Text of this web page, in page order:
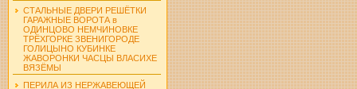
СТАЛЬНЫЕ ДВЕРИ РЕШЁТКИ
ГАРАЖНЫЕ ВОРОТА в
ОДИНЦОВО НЕМЧИНОВКЕ
ТРЁХГОРКЕ ЗВЕНИГОРОДЕ
ГОЛИЦЫНО КУБИНКЕ
ЖАВОРОНКИ ЧАСЦЫ ВЛАСИХЕ
ВЯЗЁМЫ
ПЕРИЛА ИЗ НЕРЖАВЕЮЩЕЙ